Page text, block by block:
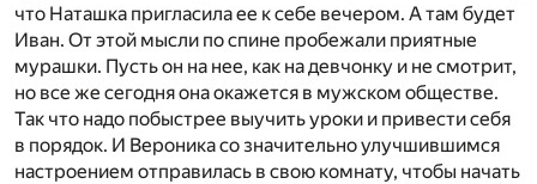
что Наташка пригласила ее к себе вечером. А там будет
Иван. От этой мысли по спине пробежали приятные
мурашки. Пусть он на нее, как на девчонку и не смотрит,
но все же сегодня она окажется в мужском обществе.
Так что надо побыстрее выучить уроки и привести себя
в порядок. И Вероника со значительно улучшившимся
настроением отправилась в свою комнату, чтобы начать